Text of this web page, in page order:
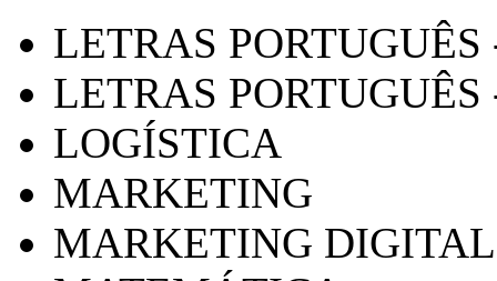
LETRAS
LETRAS PORTUGUÊS
LOGÍSTICA
MARKETING
MARKETING DIGITAL